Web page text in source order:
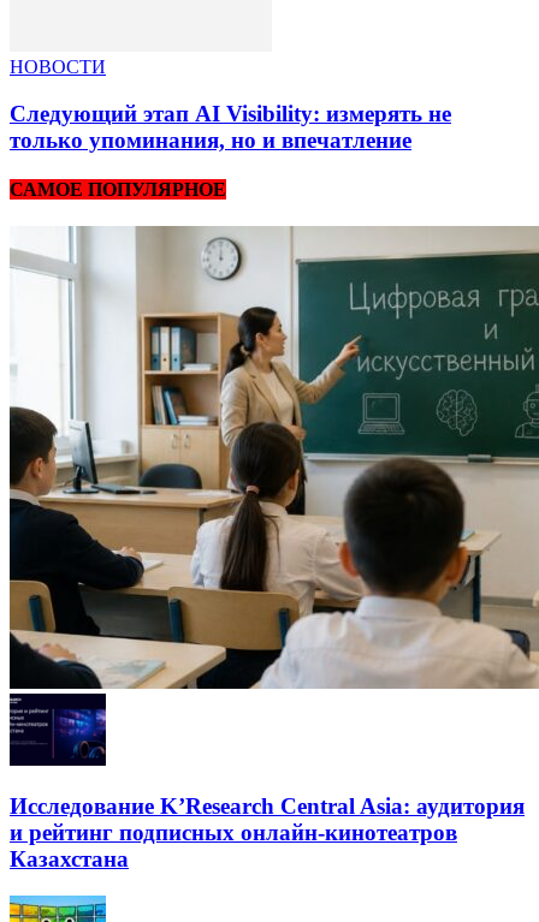
НОВОСТИ
Следующий этап AI Visibility: измерять не
только упоминания, но и впечатление
САМОЕ ПОПУЛЯРНОЕ
Исследование K’Research Central Asia: аудитория
и рейтинг подписных онлайн-кинотеатров
Казахстана